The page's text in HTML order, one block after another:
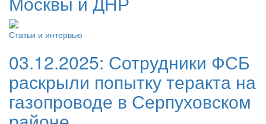
Статьи и интервью
03.12.2025: Сотрудники ФСБ
раскрыли попытку теракта на
газопроводе в Серпуховском